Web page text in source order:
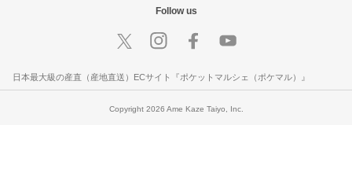
Follow us
日本最大級の産直（産地直送）ECサイト『ポケットマルシェ（ポケマル）』
Copyright 2026 Ame Kaze Taiyo, Inc.